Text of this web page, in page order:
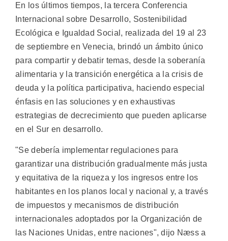
En los últimos tiempos, la tercera Conferencia
Internacional sobre Desarrollo, Sostenibilidad
Ecológica e Igualdad Social, realizada del 19 al 23
de septiembre en Venecia, brindó un ámbito único
para compartir y debatir temas, desde la soberanía
alimentaria y la transición energética a la crisis de
deuda y la política participativa, haciendo especial
énfasis en las soluciones y en exhaustivas
estrategias de decrecimiento que pueden aplicarse
en el Sur en desarrollo.
"Se debería implementar regulaciones para
garantizar una distribución gradualmente más justa
y equitativa de la riqueza y los ingresos entre los
habitantes en los planos local y nacional y, a través
de impuestos y mecanismos de distribución
internacionales adoptados por la Organización de
las Naciones Unidas, entre naciones", dijo Næss a